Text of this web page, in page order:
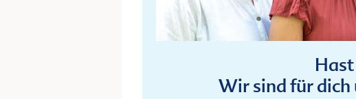
Wir sind für dich